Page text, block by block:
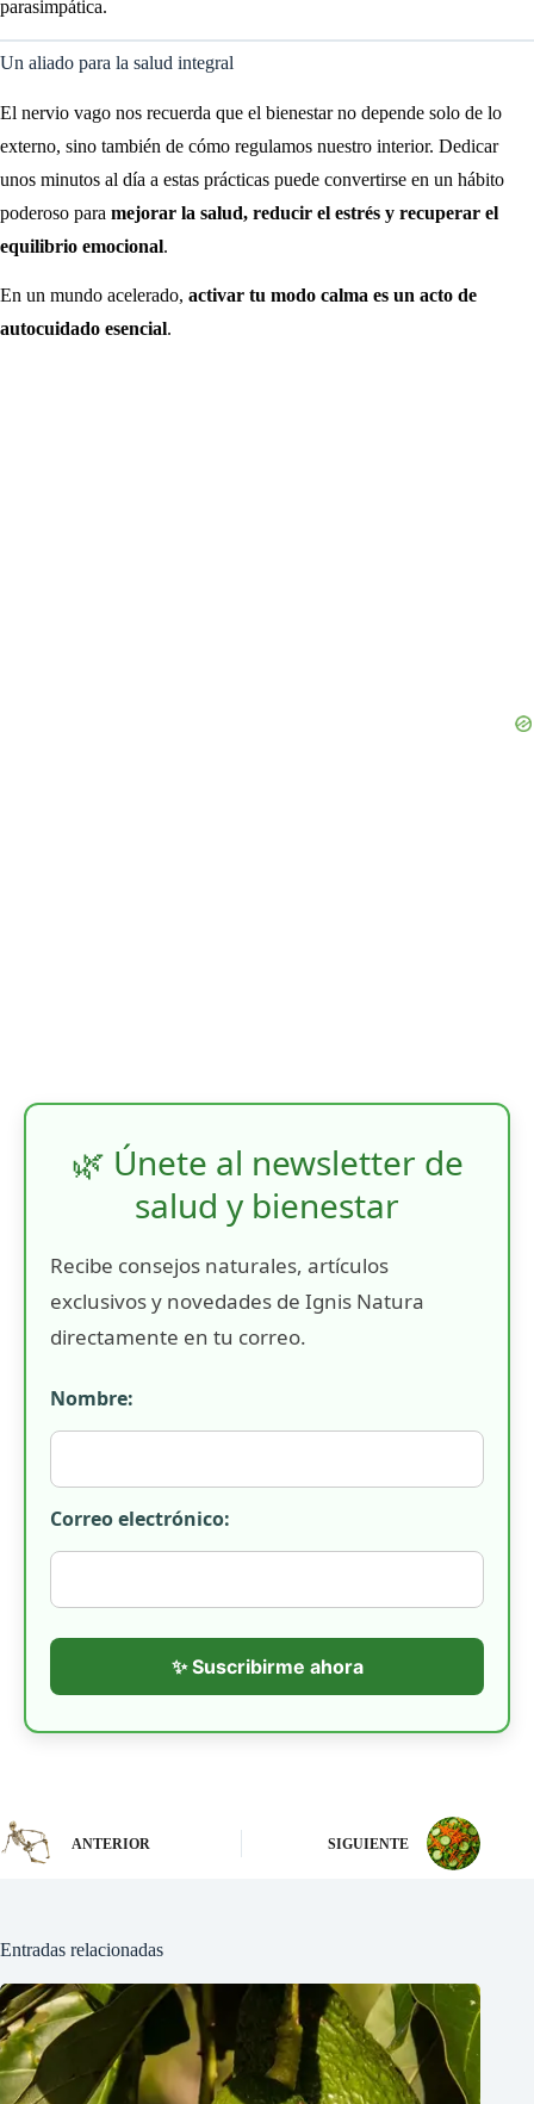
parasimpática.
Un aliado para la salud integral
El nervio vago nos recuerda que el bienestar no depende solo de lo
externo, sino también de cómo regulamos nuestro interior. Dedicar
unos minutos al día a estas prácticas puede convertirse en un hábito
poderoso para mejorar la salud, reducir el estrés y recuperar el
equilibrio emocional.
En un mundo acelerado, activar tu modo calma es un acto de
autocuidado esencial.
🌿 Únete al newsletter de
salud y bienestar
Recibe consejos naturales, artículos
exclusivos y novedades de Ignis Natura
directamente en tu correo.
Nombre:
Correo electrónico:
✨ Suscribirme ahora
ANTERIOR SIGUIENTE
Entradas relacionadas